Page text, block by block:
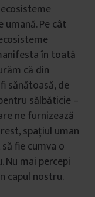
Pe cât
în toată
că din
sănătoasă, de
sălbăticie –
ne furnizează
spațiul uman
fie cumva o
Nu mai percepi
capul nostru.